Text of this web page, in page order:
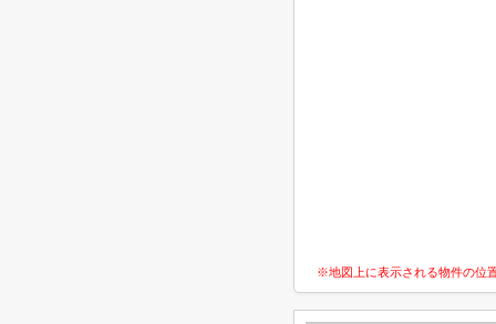
※地図上に表示される物件の位